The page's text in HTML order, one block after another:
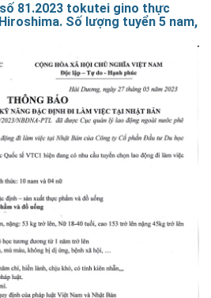
81.2023 tokutei gino thực
Số lượng tuyển 5 nam,